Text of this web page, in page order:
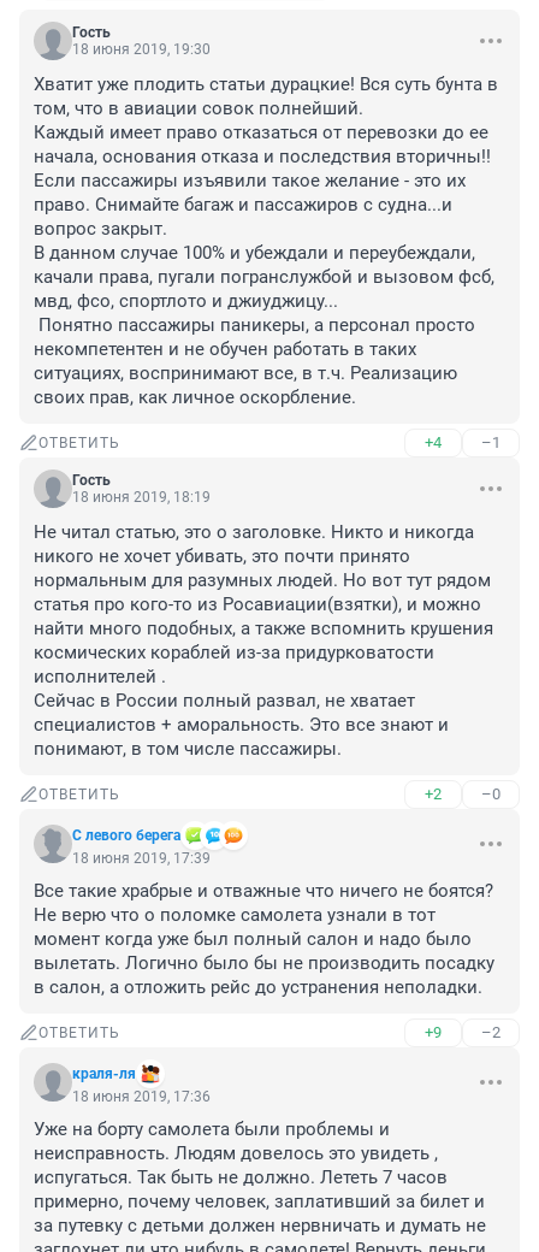
Гость
18 июня 2019, 19:30
Хватит уже плодить статьи дурацкие! Вся суть бунта в
том, что в авиации совок полнейший.
Каждый имеет право отказаться от перевозки до ее
начала, основания отказа и последствия вторичны!!
Если пассажиры изъявили такое желание - это их
право. Снимайте багаж и пассажиров с судна...и
вопрос закрыт.
В данном случае 100% и убеждали и переубеждали,
качали права, пугали погранслужбой и вызовом фсб,
мвд, фсо, спортлото и джиуджицу...
Понятно пассажиры паникеры, а персонал просто
некомпетентен и не обучен работать в таких
ситуациях, воспринимают все, в т.ч. Реализацию
своих прав, как личное оскорбление.
ОТВЕТИТЬ +4 –1
Гость
18 июня 2019, 18:19
Не читал статью, это о заголовке. Никто и никогда
никого не хочет убивать, это почти принято
нормальным для разумных людей. Но вот тут рядом
статья про кого-то из Росавиации(взятки), и можно
найти много подобных, а также вспомнить крушения
космических кораблей из-за придурковатости
исполнителей .
Сейчас в России полный развал, не хватает
специалистов + аморальность. Это все знают и
понимают, в том числе пассажиры.
ОТВЕТИТЬ +2 –0
С левого берега
18 июня 2019, 17:39
Все такие храбрые и отважные что ничего не боятся?
Не верю что о поломке самолета узнали в тот
момент когда уже был полный салон и надо было
вылетать. Логично было бы не производить посадку
в салон, а отложить рейс до устранения неполадки.
ОТВЕТИТЬ +9 –2
краля-ля
18 июня 2019, 17:36
Уже на борту самолета были проблемы и
неисправность. Людям довелось это увидеть ,
испугаться. Так быть не должно. Лететь 7 часов
примерно, почему человек, заплативший за билет и
за путевку с детьми должен нервничать и думать не